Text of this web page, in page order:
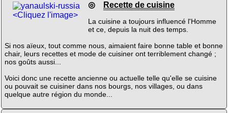
<Cliquez l'image>
◎ Recette de cuisine
La cuisine a toujours influencé l'Homme
et ce, depuis la nuit des temps.
Si nos aïeux, tout comme nous, aimaient faire bonne table et bonne
chair, leurs recettes et mode de cuisiner ont terriblement changé ;
nos goûts aussi...
Voici donc une recette ancienne ou actuelle telle qu'elle se cuisine
ou pouvait se cuisiner dans nos bourgs, nos villages, ou dans
quelque autre région du monde...